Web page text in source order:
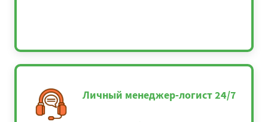
Личный менеджер-логист 24/7